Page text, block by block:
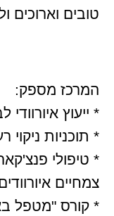
טובים וארוכים
המרכז מספק:
* ייעוץ
* תוכניות ניקוי
* טיפולי
צמחיים
* קורס "מטפל